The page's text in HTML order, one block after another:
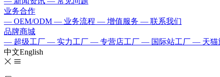
业务合作
— OEM/ODM — 业务流程 — 增值服务 — 联系我们
品牌商城
— 超级工厂 — 实力工厂 — 专营店工厂 — 国际站工厂 — 天猫
中文English